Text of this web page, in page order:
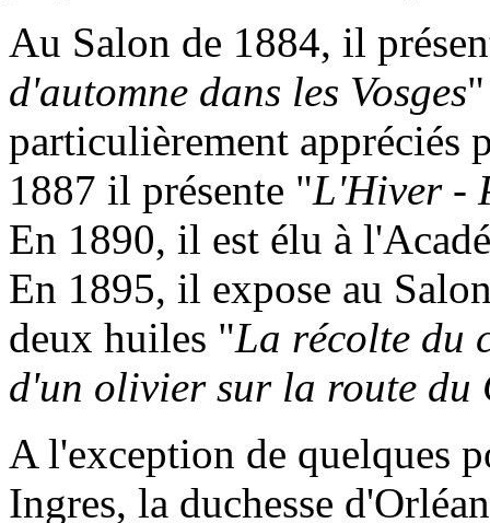
Au Salon de 1884, il
d'automne dans les Vosges
particulièrement appréciés
1887 il présente "L'Hiver -
En 1890, il est élu à
En 1895, il expose au
deux huiles "La récolte du
d'un olivier sur la route du
A l'exception de quelques
Ingres, la duchesse